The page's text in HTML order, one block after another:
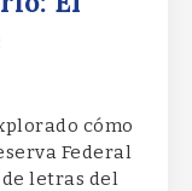
cómo
Federal
letras del